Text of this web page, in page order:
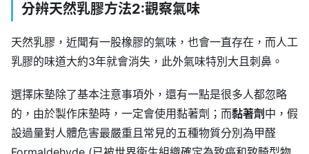
分辨天然乳膠方法2:觀察氣味
天然乳膠，近聞有一股橡膠的氣味，也會一直存在，而人工
乳膠的味道大約3年就會消失，此外氣味特別大且刺鼻。
選擇床墊除了基本注意事項外，還有一點是很多人都忽略
的，由於製作床墊時，一定會使用黏著劑；而黏著劑 中，假
設過量對人體危害最嚴重且常見的五種物質分別為甲醛